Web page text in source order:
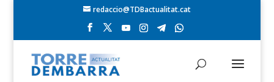
redaccio@TDBactualitat.cat